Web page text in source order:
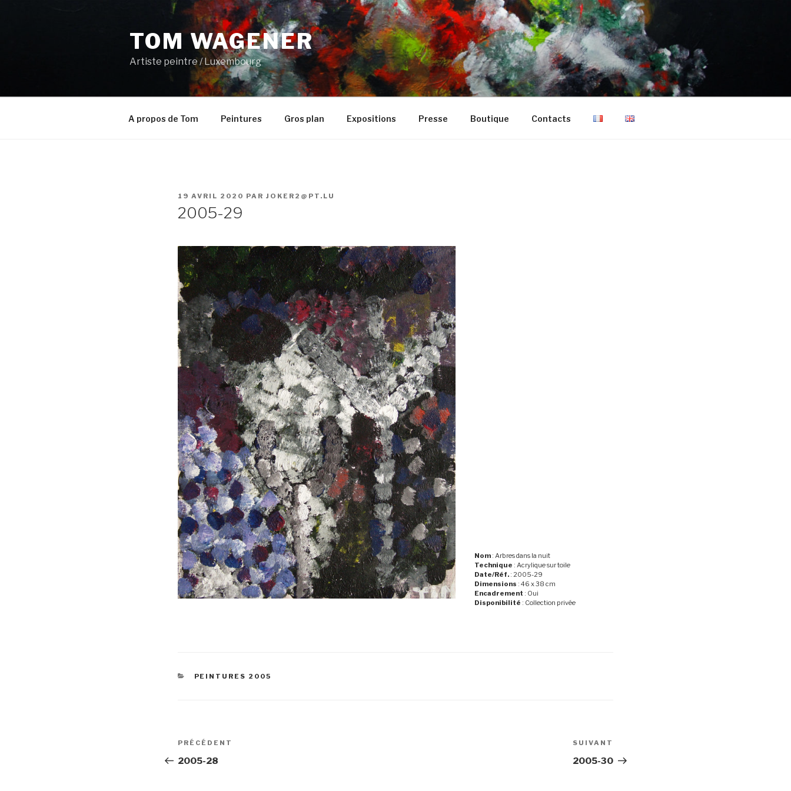
TOM WAGENER
Artiste peintre / Luxembourg
A propos de Tom Peintures Gros plan Expositions Presse Boutique Contacts
PUBLIÉ
19 AVRIL 2020 PAR JOKER2@PT.LU
2005-29
Nom : Arbres dans la nuit
Technique : Acrylique sur toile
Date/Réf. : 2005-29
Dimensions : 46 x 38 cm
Encadrement : Oui
Disponibilité : Collection privée
CATÉGORIES
PEINTURES 2005
Navigation
de
Article
précédent
PRÉCÉDENT
2005-28
suivant
SUIVANT
2005-30